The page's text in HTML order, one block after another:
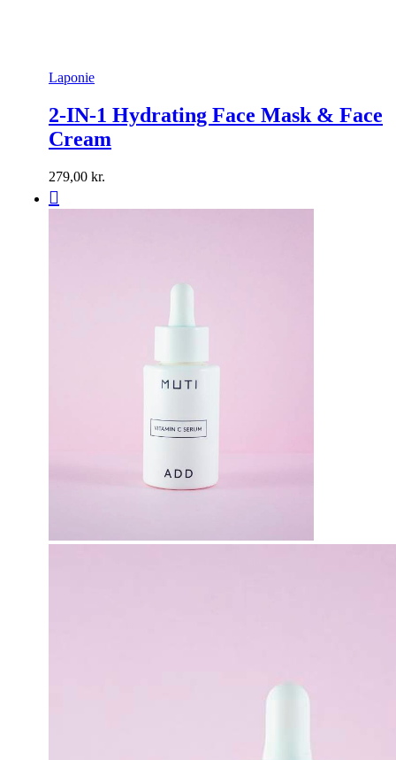
Laponie
2-IN-1 Hydrating Face Mask & Face
Cream
279,00 kr.